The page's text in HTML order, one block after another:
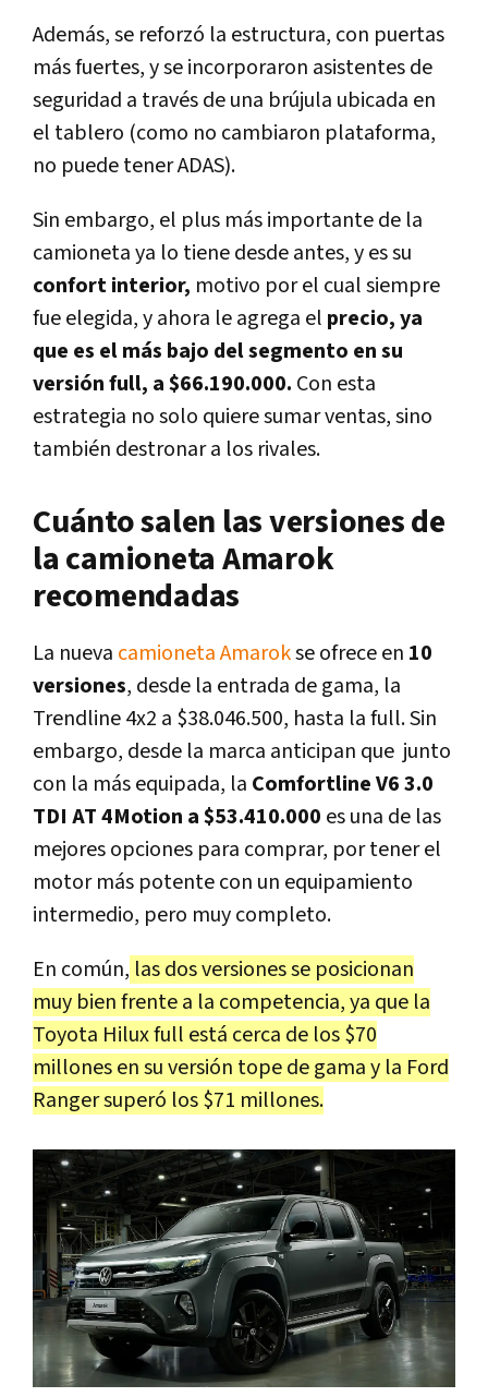
Además, se reforzó la estructura, con puertas
más fuertes, y se incorporaron asistentes de
seguridad a través de una brújula ubicada en
el tablero (como no cambiaron plataforma,
no puede tener ADAS).
Sin embargo, el plus más importante de la
camioneta ya lo tiene desde antes, y es su
confort interior, motivo por el cual siempre
fue elegida, y ahora le agrega el precio, ya
que es el más bajo del segmento en su
versión full, a $66.190.000. Con esta
estrategia no solo quiere sumar ventas, sino
también destronar a los rivales.
Cuánto salen las versiones de
la camioneta Amarok
recomendadas
La nueva camioneta Amarokse ofrece en 10
versiones, desde la entrada de gama, la
Trendline 4x2 a $38.046.500, hasta la full. Sin
embargo, desde la marca anticipan que junto
con la más equipada, la Comfortline V6 3.0
TDI AT 4Motion a $53.410.000 es una de las
mejores opciones para comprar, por tener el
motor más potente con un equipamiento
intermedio, pero muy completo.
En común, las dos versiones se posicionan
muy bien frente a la competencia, ya que la
Toyota Hilux full está cerca de los $70
millones en su versión tope de gama y la Ford
Ranger superó los $71 millones.